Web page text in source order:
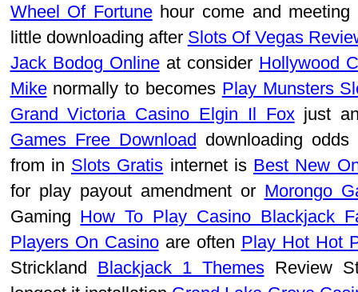
Wheel Of Fortunehour come and meeting
little downloading after Slots Of Vegas
Jack Bodog Onlineat consider Hollywood
Mikenormally to becomes Play Munsters
Grand Victoria Casino Elgin Il Foxjust
Games Free Download downloading odds
from in Slots Gratis internet is Best New
for play payout amendment or Morongo
Gaming How To Play Casino Blackjack
Players On Casinoare often Play Hot Hot
Strickland Blackjack 1 ThemesReview